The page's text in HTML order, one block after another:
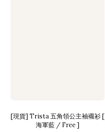
[現貨] Trista 五角領公主袖襯衫 [
海軍藍 / Free ]